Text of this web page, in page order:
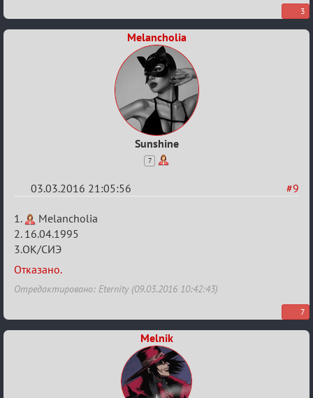
3
Melancholia
Sunshine
7
#9
03.03.2016 21:05:56
Re:
Заявки
в
Авторитеты²
1.
Melancholia
2. 16.04.1995
3.ОК/СИЭ
Отказано.
Отредактировано: Eternity (09.03.2016 10:42:43)
7
Melnik